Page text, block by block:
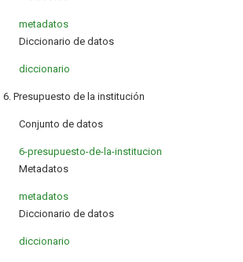
metadatos
Diccionario de datos
diccionario
6. Presupuesto de la institución
Conjunto de datos
6-presupuesto-de-la-institucion
Metadatos
metadatos
Diccionario de datos
diccionario